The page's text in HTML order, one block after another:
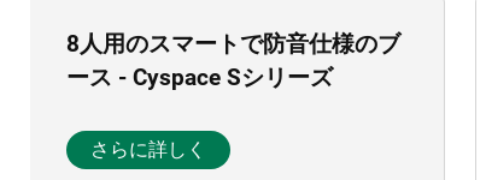
8人用のスマートで防音仕様のブ
ース - Cyspace Sシリーズ
さらに詳しく